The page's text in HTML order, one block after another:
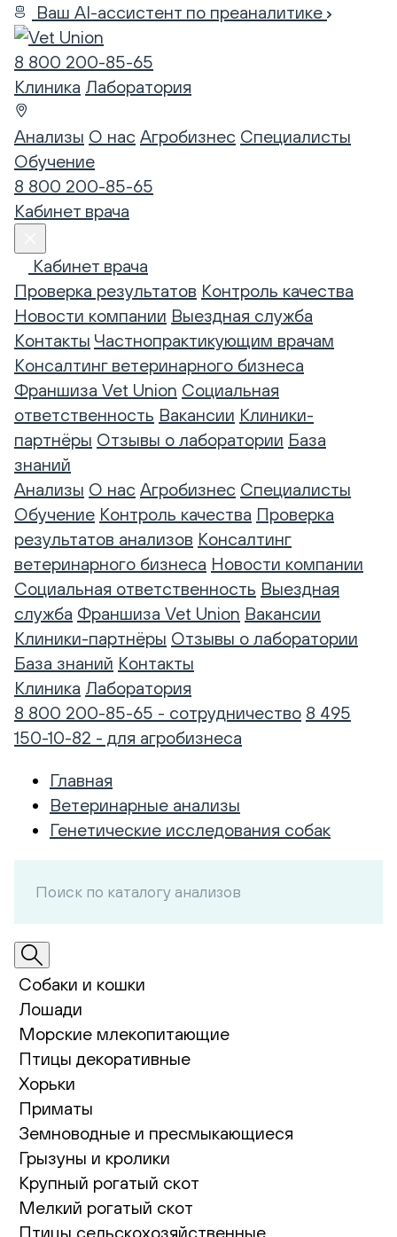
Ваш AI-ассистент по преаналитике
8 800 200-85-65
Клиника Лаборатория
Анализы О нас Агробизнес Специалисты
Обучение
8 800 200-85-65
Кабинет врача
Кабинет врача
Проверка результатов Контроль качества
Новости компании Выездная служба
Контакты Частнопрактикующим врачам
Консалтинг ветеринарного бизнеса
Франшиза Vet Union Социальная
ответственность Вакансии Клиники-
партнёры Отзывы о лаборатории База
знаний
Анализы О нас Агробизнес Специалисты
Обучение Контроль качества Проверка
результатов анализов Консалтинг
ветеринарного бизнеса Новости компании
Социальная ответственность Выездная
служба Франшиза Vet Union Вакансии
Клиники-партнёры Отзывы о лаборатории
База знаний Контакты
Клиника Лаборатория
8 800 200-85-65 - сотрудничество 8 495
150-10-82 - для агробизнеса
Главная
Ветеринарные анализы
Генетические исследования собак
Собаки и кошки
Лошади
Морские млекопитающие
Птицы декоративные
Хорьки
Приматы
Земноводные и пресмыкающиеся
Грызуны и кролики
Крупный рогатый скот
Мелкий рогатый скот
Птицы сельскохозяйственные